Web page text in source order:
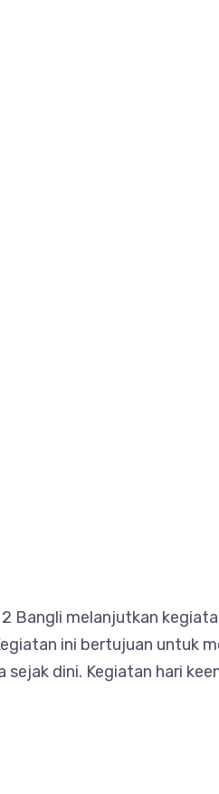
Bangli melanjutkan
ini bertujuan untuk
dini. Kegiatan hari